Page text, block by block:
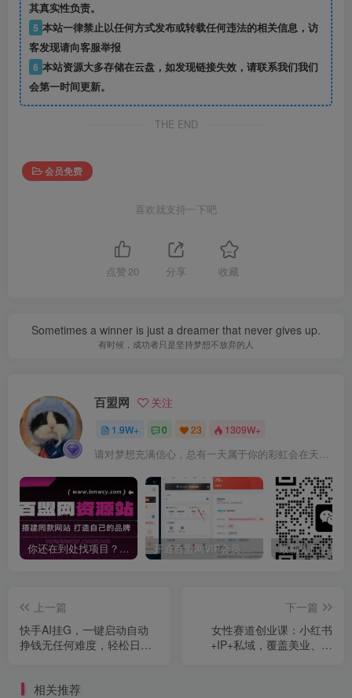
其真实性负责。
5 本站一律禁止以任何方式发布或转载任何违法的相关信息，访
客发现请向客服举报
6 本站资源大多存储在云盘，如发现链接失效，请联系我们我们
会第一时间更新。
THE END
会员免费
喜欢就支持一下吧
点赞 20 分享 收藏
Sometimes a winner is just a dreamer that never gives up.
有时候，成功者只是坚持梦想不放弃的人
百盟网 关注
1.9W+ 0 23 1309W+
请对梦想充满信心，总有一天属于你的彩虹会在天空微笑
你还在到处找项目？还在当韭菜？我靠卖项目一个月收入5万+，曾经我也是个失败者。 开通百盟网VIP会员，尊享全站资源免费下载，享70%的推广提成！！【限时五折优惠】
上一篇
快手AI挂G，一键启动自动
挣钱无任何难度，轻松日入
下一篇
女性赛道创业课：小红书
+IP+私域，覆盖美业、情
相关推荐